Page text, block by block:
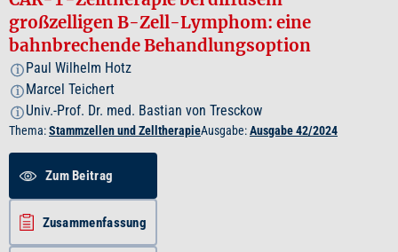
großzelligen B-Zell-Lymphom: eine
bahnbrechende Behandlungsoption
i Paul Wilhelm Hotz
i Marcel Teichert
i Univ.-Prof. Dr. med. Bastian von Tresckow
Thema:Stammzellen und ZelltherapieAusgabe:Ausgabe 42/2024
Zum Beitrag
Zusammenfassung